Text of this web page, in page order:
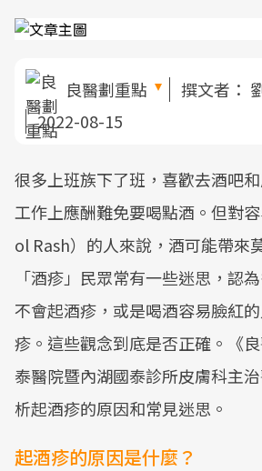
良醫劃重點 撰文者：
2022-08-15
很多上班族下了班，喜歡去酒吧
工作上應酬難免要喝點酒。但對
ol Rash）的人來說，酒可能帶來
「酒疹」民眾常有一些迷思，認
不會起酒疹，或是喝酒容易臉紅
疹。這些觀念到底是否正確。《
泰醫院暨內湖國泰診所皮膚科主
析起酒疹的原因和常見迷思。
起酒疹的原因是什麼？